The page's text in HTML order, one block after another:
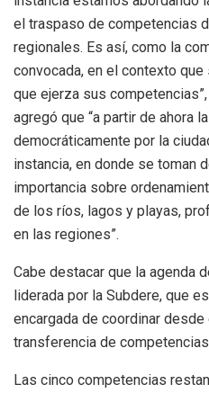
el traspaso de competencias
regionales. Es así, como la
convocada, en el contexto
que ejerza sus
agregó que “a partir de ahora
democráticamente por la
instancia, en donde se toman
importancia sobre
de los ríos, lagos y playas,
en las regiones”.
Cabe destacar que la agenda
liderada por la Subdere, que
encargada de coordinar
transferencia de
Las cinco competencias